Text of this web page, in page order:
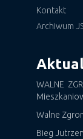
Kontakt
Archiwum
WALNE
Walne
Bieg